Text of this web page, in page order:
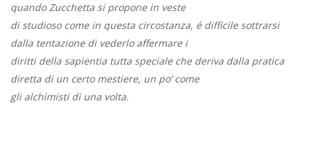
quando Zucchetta si propone in veste
di studioso come in questa circostanza, é difficile sottrarsi
dalla tentazione di vederlo affermare i
diritti della sapientia tutta speciale che deriva dalla pratica
diretta di un certo mestiere, un po’ come
gli alchimisti di una volta.